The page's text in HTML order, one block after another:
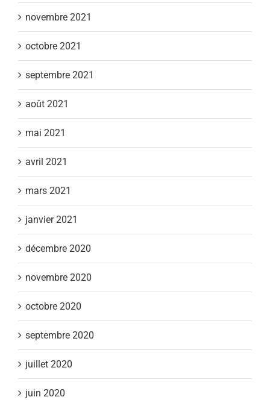
novembre 2021
octobre 2021
septembre 2021
août 2021
mai 2021
avril 2021
mars 2021
janvier 2021
décembre 2020
novembre 2020
octobre 2020
septembre 2020
juillet 2020
juin 2020